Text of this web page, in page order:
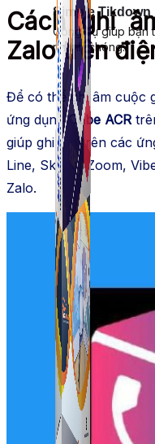
Simple Tikdown
Công cụ giúp bạn
nhanh chóng.
Simple Tikdown
Công cụ giúp bạn
nhanh chóng.
Cách ghi
Zalo trên
Để có thể ghi âm cuộc
ứng dụngCube ACR
giúp ghi âm trên các
Line, Skype, Zoom,
Zalo.